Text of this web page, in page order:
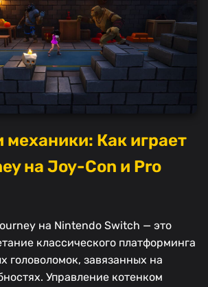
механики: Как играет
на Joy-Con и Pro
на Nintendo Switch — это
классического платформинга
головоломок, завязанных на
Управление котенком